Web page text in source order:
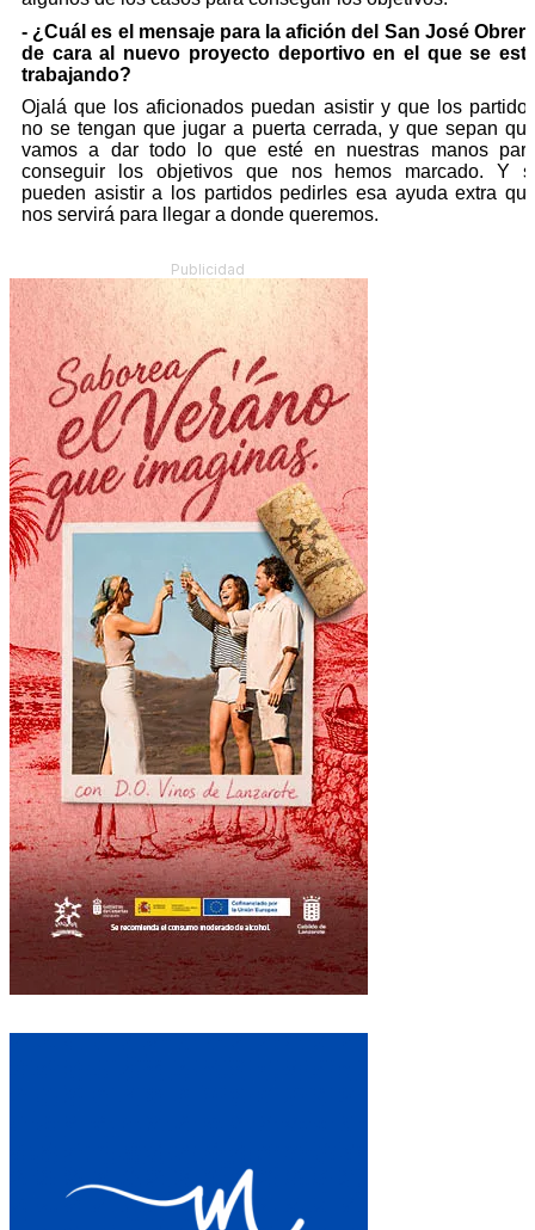
- ¿Cuál es el mensaje para la afición del San José
de cara al nuevo proyecto deportivo en el que se
trabajando?
Ojalá que los aficionados puedan asistir y que los
no se tengan que jugar a puerta cerrada, y que sepan
vamos a dar todo lo que esté en nuestras manos
conseguir los objetivos que nos hemos marcado. Y
pueden asistir a los partidos pedirles esa ayuda extra
nos servirá para llegar a donde queremos.
Publicidad